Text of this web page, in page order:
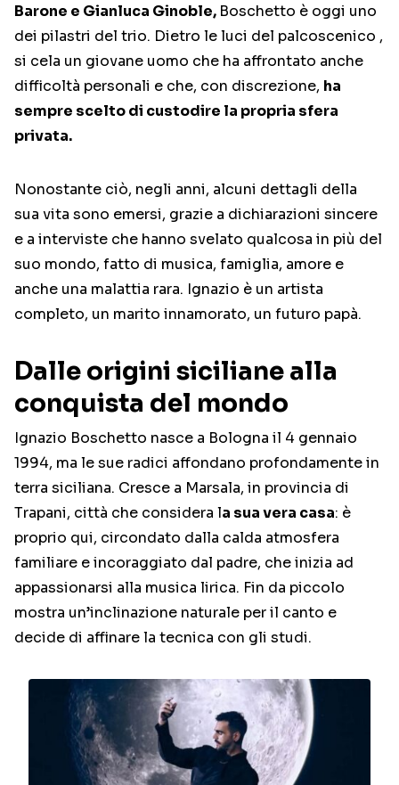
Barone e Gianluca Ginoble, Boschetto è oggi uno
dei pilastri del trio. Dietro le luci del palcoscenico ,
si cela un giovane uomo che ha affrontato anche
difficoltà personali e che, con discrezione, ha
sempre scelto di custodire la propria sfera
privata.
Nonostante ciò, negli anni, alcuni dettagli della
sua vita sono emersi, grazie a dichiarazioni sincere
e a interviste che hanno svelato qualcosa in più del
suo mondo, fatto di musica, famiglia, amore e
anche una malattia rara. Ignazio è un artista
completo, un marito innamorato, un futuro papà.
Dalle origini siciliane alla
conquista del mondo
Ignazio Boschetto nasce a Bologna il 4 gennaio
1994, ma le sue radici affondano profondamente in
terra siciliana. Cresce a Marsala, in provincia di
Trapani, città che considera la sua vera casa: è
proprio qui, circondato dalla calda atmosfera
familiare e incoraggiato dal padre, che inizia ad
appassionarsi alla musica lirica. Fin da piccolo
mostra un’inclinazione naturale per il canto e
decide di affinare la tecnica con gli studi.